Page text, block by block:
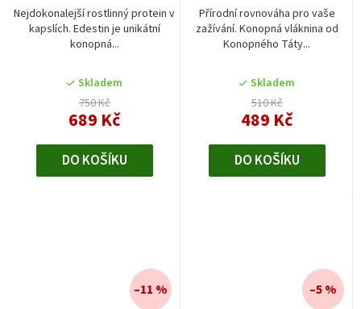
Nejdokonalejší rostlinný protein v
kapslích. Edestin je unikátní
konopná...
Skladem
750 Kč
689 Kč
DO KOŠÍKU
Přírodní rovnováha pro vaše
zažívání. Konopná vláknina od
Konopného Táty...
Skladem
510 Kč
489 Kč
DO KOŠÍKU
–11 % –5 %